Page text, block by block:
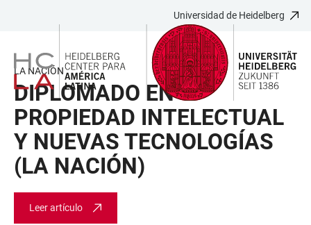
LINKS
MAIN
CONTENT
NAVIGATION
FORM
Universidad de Heidelberg
LA NACIÓN
DIPLOMADO EN
PROPIEDAD INTELECTUAL
Y NUEVAS TECNOLOGÍAS
(LA NACIÓN)
Leer artículo